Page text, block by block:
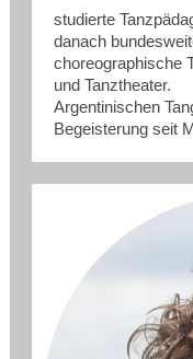
studierte
danach
choreographische
und Tanztheater.
Argentinischen
Begeisterung seit